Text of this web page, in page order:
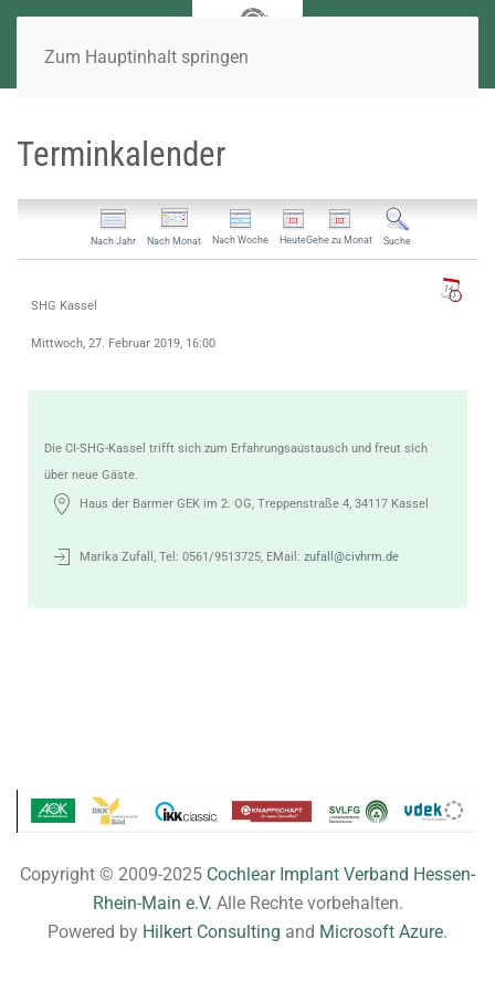
Zum Hauptinhalt springen
Terminkalender
Nach Jahr Nach Monat Nach Woche HeuteGehe zu Monat Suche
SHG Kassel
Mittwoch, 27. Februar 2019, 16:00
Die CI-SHG-Kassel trifft sich zum Erfahrungsaustausch und freut sich
über neue Gäste.
Haus der Barmer GEK im 2. OG, Treppenstraße 4, 34117 Kassel
Marika Zufall, Tel: 0561/9513725, EMail: zufall@civhrm.de
Copyright © 2009-2025 Cochlear Implant Verband Hessen-
Rhein-Main e.V. Alle Rechte vorbehalten.
Powered by Hilkert Consulting and Microsoft Azure.